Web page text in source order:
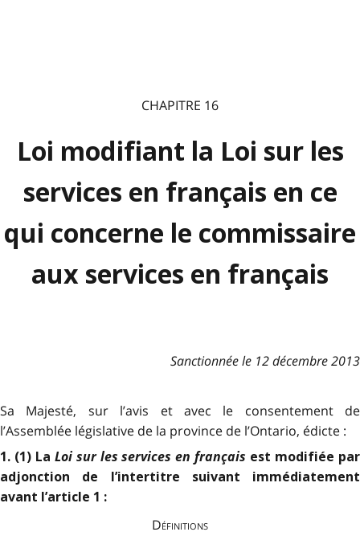
CHAPITRE 16
Loi modifiant la Loi sur les
services en français en ce
qui concerne le commissaire
aux services en français
Sanctionnée le 12 décembre 2013
Sa Majesté, sur l’avis et avec le consentement de
l’Assemblée législative de la province de l’Ontario, édicte :
1. (1) La Loi sur les services en français est modifiée par
adjonction de l’intertitre suivant immédiatement
avant l’article 1 :
Définitions